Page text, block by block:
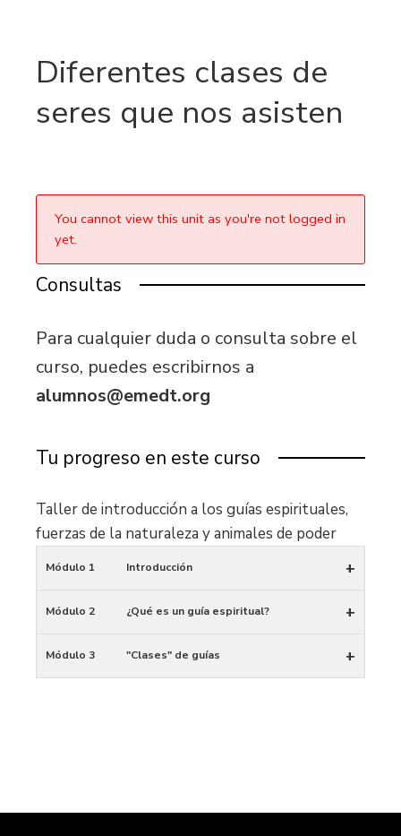
Diferentes clases de
seres que nos asisten
You cannot view this unit as you're not logged in
yet.
Consultas
Para cualquier duda o consulta sobre el
curso, puedes escribirnos a
alumnos@emedt.org
Tu progreso en este curso
Taller de introducción a los guías espirituales,
fuerzas de la naturaleza y animales de poder
Módulo 1 Introducción +
Módulo 2 ¿Qué es un guía espiritual? +
Módulo 3 "Clases" de guías +